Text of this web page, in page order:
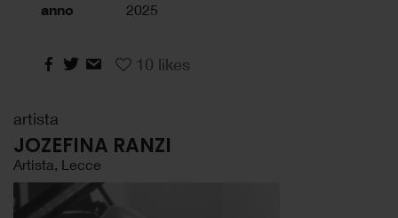
anno 2025
10 likes
artista
JOZEFINA RANZI
Artista, Lecce